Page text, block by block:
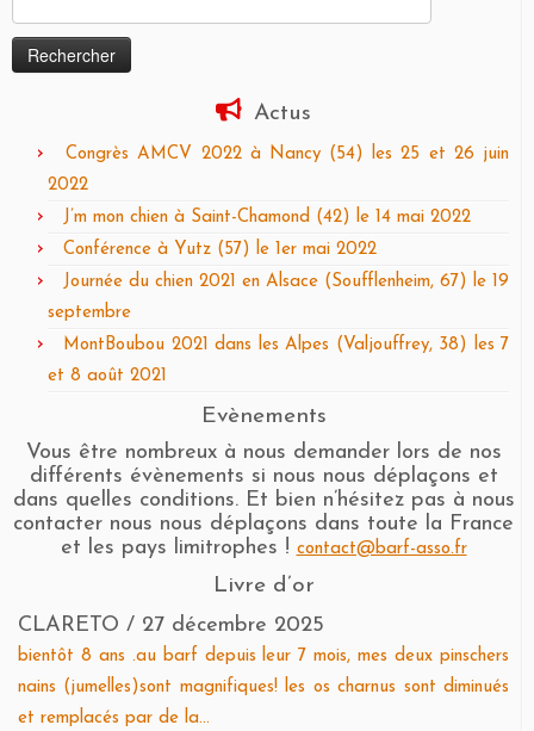
Actus
Congrès AMCV 2022 à Nancy (54) les 25 et 26 juin
2022
J’m mon chien à Saint-Chamond (42) le 14 mai 2022
Conférence à Yutz (57) le 1er mai 2022
Journée du chien 2021 en Alsace (Soufflenheim, 67) le 19
septembre
MontBoubou 2021 dans les Alpes (Valjouffrey, 38) les 7
et 8 août 2021
Evènements
Vous être nombreux à nous demander lors de nos
différents évènements si nous nous déplaçons et
dans quelles conditions. Et bien n’hésitez pas à nous
contacter nous nous déplaçons dans toute la France
et les pays limitrophes ! contact@barf-asso.fr
Livre d’or
CLARETO / 27 décembre 2025
bientôt 8 ans .au barf depuis leur 7 mois, mes deux pinschers
nains (jumelles)sont magnifiques! les os charnus sont diminués
et remplacés par de la...